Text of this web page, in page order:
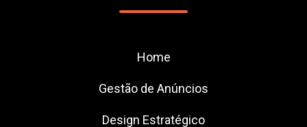
Home
Gestão de Anúncios
Design Estratégico